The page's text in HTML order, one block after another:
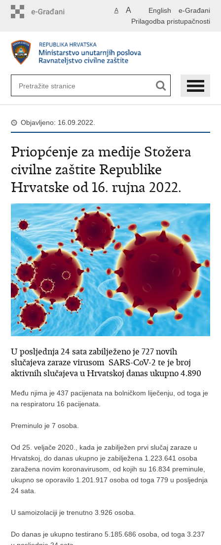
English e-Građani
A A
Prilagodba pristupačnosti
Objavljeno: 16.09.2022.
Priopćenje za medije Stožera
civilne zaštite Republike
Hrvatske od 16. rujna 2022.
U posljednja 24 sata zabilježeno je 727 novih
slučajeva zaraze virusom SARS-CoV-2 te je broj
aktivnih slučajeva u Hrvatskoj danas ukupno 4.890
Među njima je 437 pacijenata na bolničkom liječenju, od toga je
na respiratoru 16 pacijenata.
Preminulo je 7 osoba.
Od 25. veljače 2020., kada je zabilježen prvi slučaj zaraze u
Hrvatskoj, do danas ukupno je zabilježena 1.223.641 osoba
zaražena novim koronavirusom, od kojih su 16.834 preminule,
ukupno se oporavilo 1.201.917 osoba od toga 779 u posljednja
24 sata.
U samoizolaciji je trenutno 3.926 osoba.
Do danas je ukupno testirano 5.185.686 osoba, od toga 3.237